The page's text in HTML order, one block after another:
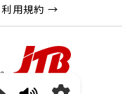
利用規約 →